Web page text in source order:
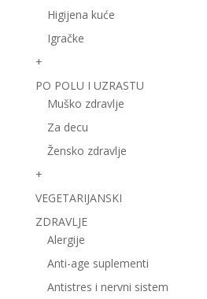
Higijena kuće
Igračke
+
PO POLU I UZRASTU
Muško zdravlje
Za decu
Žensko zdravlje
+
VEGETARIJANSKI
ZDRAVLJE
Alergije
Anti-age suplementi
Antistres i nervni sistem